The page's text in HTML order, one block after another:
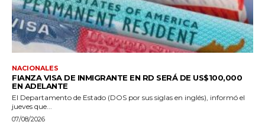
NACIONALES
FIANZA VISA DE INMIGRANTE EN RD SERÁ DE US$100,000
EN ADELANTE
El Departamento de Estado (DOS por sus siglas en inglés), informó el
jueves que...
07/08/2026